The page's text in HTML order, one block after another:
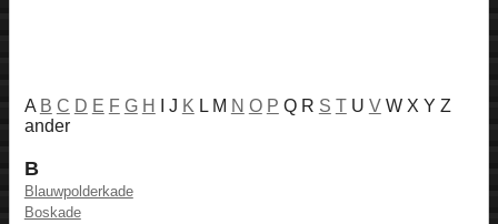
A B C D E F G H I J KL M N O P Q R S T U V W X Y Z
ander
B
Blauwpolderkade
Boskade